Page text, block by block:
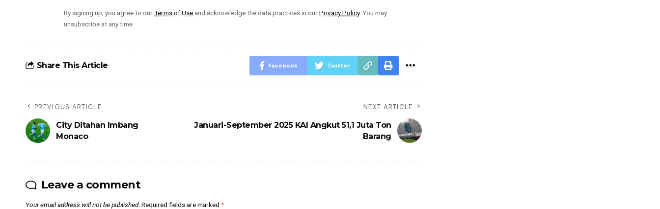
By signing up, you agree to ourTerms of Use and acknowledge the data practices in ourPrivacy Policy. You may
unsubscribe at any time.
Share This Article Facebook Twitter
PREVIOUS ARTICLE
City Ditahan Imbang
Monaco
NEXT ARTICLE
Januari-September 2025 KAI Angkut 51,1 Juta Ton
Barang
Leave a comment
Your email address will not be published. Required fields are marked *